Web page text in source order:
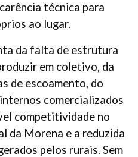
técnica para
ao lugar.
da falta de estrutura
em coletivo, da
de escoamento, do
comercializados
competitividade no
da Morena e a reduzida
pelos rurais. Sem